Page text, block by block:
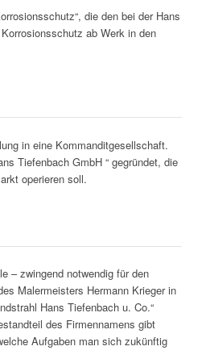
die den bei der Hans
ab Werk in den
in eine Kommanditgesellschaft.
Tiefenbach GmbH “ gegründet, die
operieren soll.
– zwingend notwendig für den
Malermeisters Hermann Krieger in
Hans Tiefenbach u. Co.“
des Firmennamens gibt
Aufgaben man sich zukünftig